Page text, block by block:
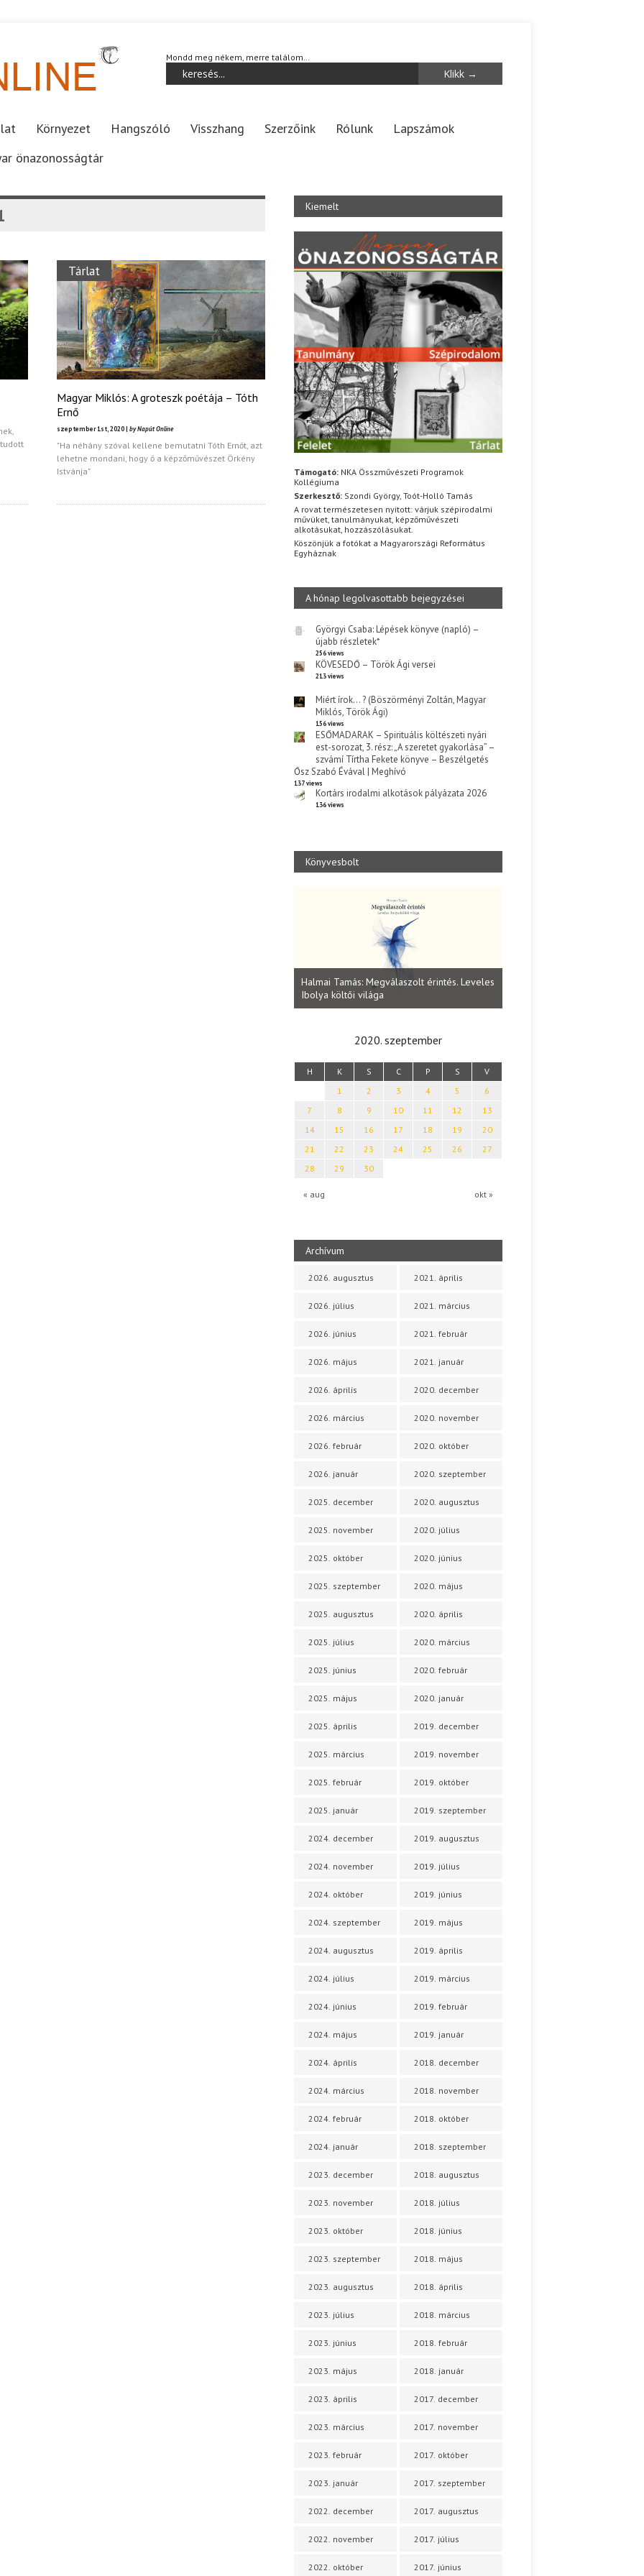
Mondd meg nékem, merre találom…
Környezet Hangszóló Visszhang Szerzőink Rólunk
Lapszámok
önazonosságtár
Tárlat
Magyar Miklós: A groteszk poétája – Tóth
Ernő
szeptember 1st, 2020 | by Napút Online
"Ha néhány szóval kellene bemutatni Tóth Ernőt, azt
lehetne mondani, hogy ő a képzőművészet Örkény
Istvánja"
Kiemelt
Támogató: NKA Összművészeti Programok
Kollégiuma
Szerkesztő: Szondi György, Toót-Holló Tamás
A rovat természetesen nyitott: várjuk szépirodalmi
művüket, tanulmányukat, képzőművészeti
alkotásukat, hozzászólásukat.
Köszönjük a fotókat a Magyarországi Református
Egyháznak
A hónap legolvasottabb bejegyzései
Györgyi Csaba: Lépések könyve (napló) –
újabb részletek*
256 views
KÖVESEDŐ – Török Ági versei
213 views
Miért írok… ? (Böszörményi Zoltán, Magyar
Miklós, Török Ági)
156 views
ESŐMADARAK – Spirituális költészeti nyári
est-sorozat, 3. rész: „A szeretet gyakorlása” –
szvámí Tírtha Fekete könyve – Beszélgetés
Ősz Szabó Évával | Meghívó
137 views
Kortárs irodalmi alkotások pályázata 2026
136 views
Könyvesbolt
Halmai Tamás: Megválaszolt érintés. Leveles
Ibolya költői világa
2020. szeptember
H K S C P S V
« aug okt »
1 2 3 4 5
6
7
8 9 10 11 12
13
14
15 16 17 18 19
20
21
22 23 24 25 26
27
28
29 30
Archívum
2026. augusztus
2026. július
2026. június
2026. május
2026. április
2026. március
2026. február
2026. január
2025. december
2025. november
2025. október
2025. szeptember
2025. augusztus
2025. július
2025. június
2025. május
2025. április
2025. március
2025. február
2025. január
2024. december
2024. november
2024. október
2024. szeptember
2024. augusztus
2024. július
2024. június
2024. május
2024. április
2024. március
2024. február
2024. január
2023. december
2023. november
2023. október
2023. szeptember
2023. augusztus
2023. július
2023. június
2023. május
2023. április
2023. március
2023. február
2023. január
2022. december
2022. november
2022. október
2021. április
2021. március
2021. február
2021. január
2020. december
2020. november
2020. október
2020. szeptember
2020. augusztus
2020. július
2020. június
2020. május
2020. április
2020. március
2020. február
2020. január
2019. december
2019. november
2019. október
2019. szeptember
2019. augusztus
2019. július
2019. június
2019. május
2019. április
2019. március
2019. február
2019. január
2018. december
2018. november
2018. október
2018. szeptember
2018. augusztus
2018. július
2018. június
2018. május
2018. április
2018. március
2018. február
2018. január
2017. december
2017. november
2017. október
2017. szeptember
2017. augusztus
2017. július
2017. június